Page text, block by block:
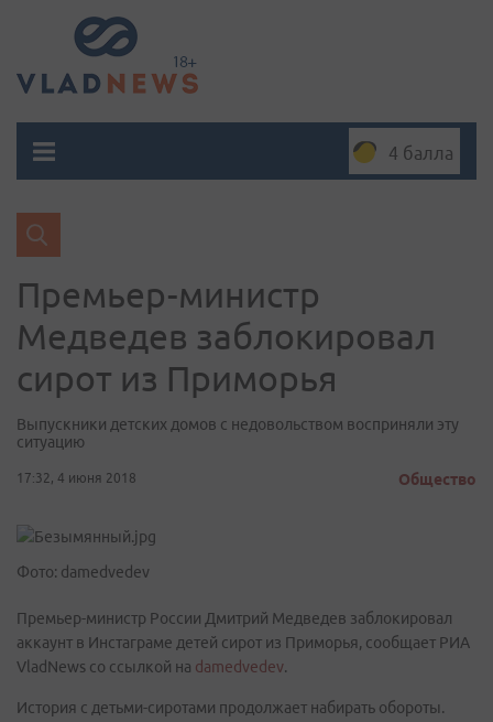
4 балла
Премьер-министр
Медведев заблокировал
сирот из Приморья
Выпускники детских домов с недовольством восприняли эту
ситуацию
17:32, 4 июня 2018 Общество
Фото: damedvedev
Премьер-министр России Дмитрий Медведев заблокировал
аккаунт в Инстаграме детей сирот из Приморья, сообщает РИА
VladNews со ссылкой на damedvedev.
История с детьми-сиротами продолжает набирать обороты.